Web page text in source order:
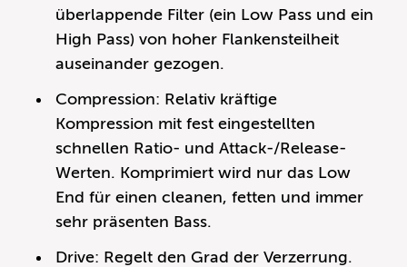
überlappende Filter (ein Low Pass und ein
High Pass) von hoher Flankensteilheit
auseinander gezogen.
Compression: Relativ kräftige
Kompression mit fest eingestellten
schnellen Ratio- und Attack-/Release-
Werten. Komprimiert wird nur das Low
End für einen cleanen, fetten und immer
sehr präsenten Bass.
Drive: Regelt den Grad der Verzerrung.